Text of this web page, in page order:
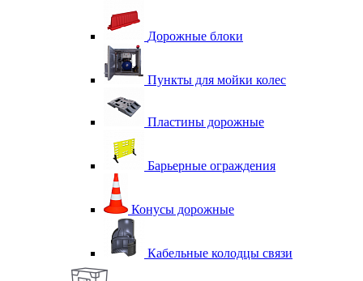
Дорожные блоки
Пункты для мойки колес
Пластины дорожные
Барьерные ограждения
Конусы дорожные
Кабельные колодцы связи